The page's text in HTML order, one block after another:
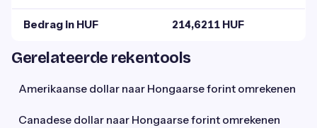
Bedrag in HUF 214,6211 HUF
Gerelateerde rekentools
Amerikaanse dollar naar Hongaarse forint omrekenen
Canadese dollar naar Hongaarse forint omrekenen